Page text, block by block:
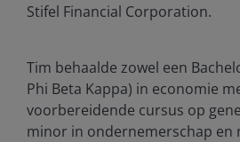
Stifel Financial Corporation.
Tim behaalde zowel een
Phi Beta Kappa) in economie
voorbereidende cursus op
minor in ondernemerschap en